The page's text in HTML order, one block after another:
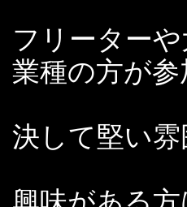
フリーター
業種の方が
決して堅い